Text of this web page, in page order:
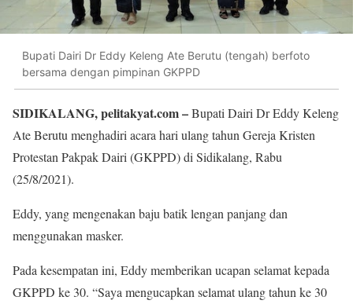
Bupati Dairi Dr Eddy Keleng Ate Berutu (tengah) berfoto
bersama dengan pimpinan GKPPD
SIDIKALANG, pelitakyat.com –Bupati Dairi Dr Eddy Keleng
Ate Berutu menghadiri acara hari ulang tahun Gereja Kristen
Protestan Pakpak Dairi (GKPPD) di Sidikalang, Rabu
(25/8/2021).
Eddy, yang mengenakan baju batik lengan panjang dan
menggunakan masker.
Pada kesempatan ini, Eddy memberikan ucapan selamat kepada
GKPPD ke 30. “Saya mengucapkan selamat ulang tahun ke 30